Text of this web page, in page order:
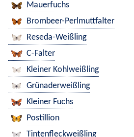
Mauerfuchs
Brombeer-Perlmuttfalter
Reseda-Weißling
C-Falter
Kleiner Kohlweißling
Grünaderweißling
Kleiner Fuchs
Postillion
Tintenfleckweißling